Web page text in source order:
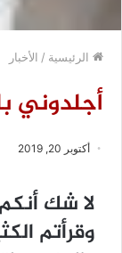
الرئيسية / الأخبار
أجلدوني
أكتوبر 20, 2019
ﻻ ﺷﻚ
ﻭﻗﺮﺃﺗﻢ